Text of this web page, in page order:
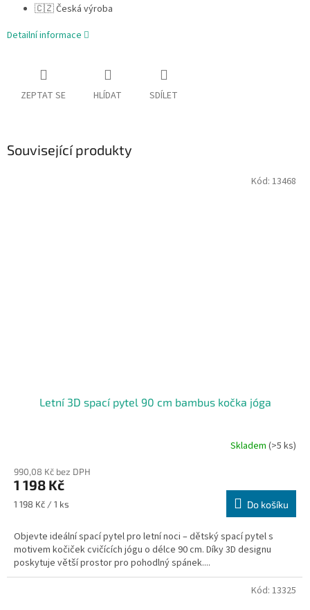
🇨🇿 Česká výroba
Detailní informace
ZEPTAT SE HLÍDAT SDÍLET
Související produkty
Letní 3D spací pytel 90 cm bambus kočka jóga
Skladem (>5 ks)
990,08 Kč bez DPH
1 198 Kč
Měrná
1 198 Kč / 1 ks Do košíku
Objevte ideální spací pytel pro letní noci – dětský spací pytel s
motivem kočiček cvičících jógu o délce 90 cm. Díky 3D designu
poskytuje větší prostor pro pohodlný spánek....
Kód: 13468
Kód: 13325